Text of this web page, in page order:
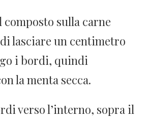
sulla carne
lasciare un centimetro
i bordi, quindi
la menta secca.
verso l’interno, sopra il